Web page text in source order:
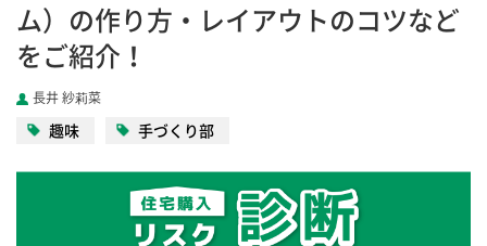
ム）の作り方・レイアウトのコツなど
をご紹介！
長井 紗莉菜
趣味 手づくり部